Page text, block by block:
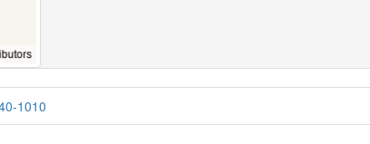
1010